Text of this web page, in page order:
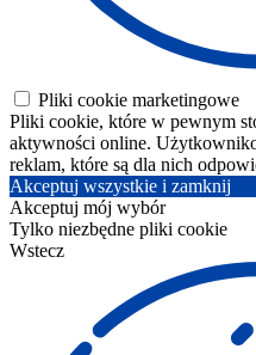
Pliki cookie marketingowe
Pliki cookie, które w pewnym
aktywności online.
reklam, które są dla nich
Akceptuj wszystkie i zamknij
Akceptuj mój wybór
Tylko niezbędne pliki cookie
Wstecz